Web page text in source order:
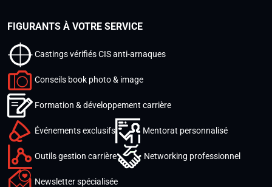
FIGURANTS À VOTRE SERVICE
Castings vérifiés CIS anti-arnaques
Conseils book photo & image
Formation & développement carrière
Événements exclusifs Mentorat personnalisé
Outils gestion carrière Networking professionnel
Newsletter spécialisée